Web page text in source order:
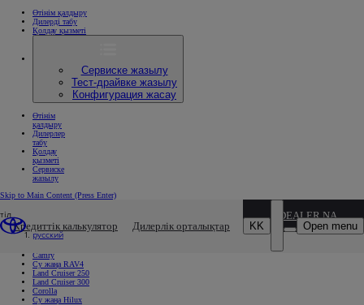
Өтінім қалдыру
Дилерді табу
Қолдау қызметі
Сервиске жазылу
Тест-драйвке жазылу
Конфигурация жасау
Өтінім
қалдыру
Дилерлер
табу
Қолдау
қызметі
Сервиске
жазылу
Skip to Main Content (Press Enter)
Кредиттік калькулятор Дилерлік орталықтар
DEALER NAME
KK
тіл
русский
Open menu
Каталог пен бағалар
Модельдер
Camry
Су жаңа RAV4
Land Cruiser 250
Land Cruiser 300
Corolla
Су жаңа Hilux